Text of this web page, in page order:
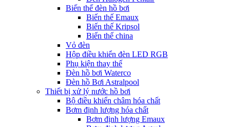
Biến thế đèn hồ bơi
Biến thế Emaux
Biến thế Kripsol
Biến thế china
Vỏ đèn
Hộp điều khiển đèn LED RGB
Phụ kiện thay thế
Đèn hồ bơi Waterco
Đèn hồ Bơi Astralpool
Thiết bị xử lý nước hồ bơi
Bộ điều khiển châm hóa chất
Bơm định lượng hóa chất
Bơm định lượng Emaux